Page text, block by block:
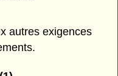
autres exigences